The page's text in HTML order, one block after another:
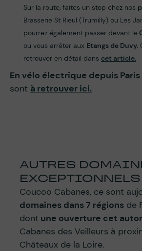
Sur la route, faites un stop chez nos
Brasserie St Rieul (Trumilly) ou Les
pourrez également passer devant le
ou vous arrêter aux Etangs de Duvy.
retrouver en détail dans cet article.
En vélo électrique depuis Paris
sont à retrouver ici.
AUTRES
EXCEPTIONNELS
Coucoo Cabanes, ce sont
domaines dans 7 régions de
dont une ouverture cet
Cabanes des Veilleurs à
Châteaux de la Loire.